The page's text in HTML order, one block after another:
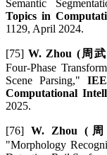
Semantic
Topics in
1129, April 2024.
[75]W. Zhou (周
Four-Phase
Scene Parsing,"
Computational
2025.
[76] W. Zhou (
"Morphology